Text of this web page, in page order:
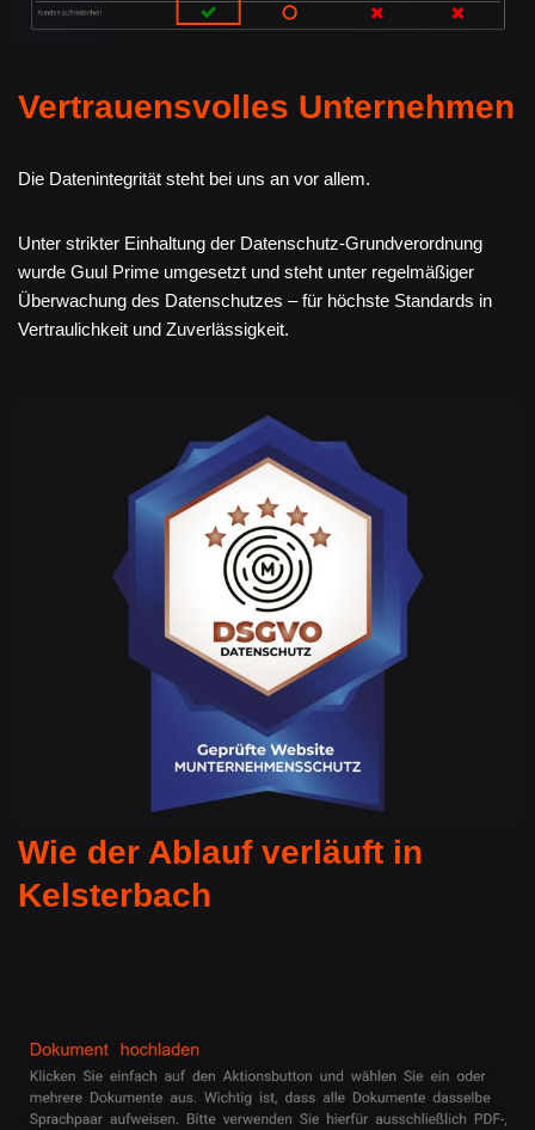
Vertrauensvolles Unternehmen
Die Datenintegrität steht bei uns an vor allem.
Unter strikter Einhaltung der Datenschutz-Grundverordnung
wurde Guul Prime umgesetzt und steht unter regelmäßiger
Überwachung des Datenschutzes – für höchste Standards in
Vertraulichkeit und Zuverlässigkeit.
Wie der Ablauf verläuft in
Kelsterbach